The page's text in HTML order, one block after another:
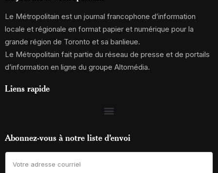
Le Métropolitain est un journal francophone d’information
locale et régionale en format papier et numérique pour la
grande région de Toronto et sa banlieue.
Le Métropolitain fait partie du réseau de presse et de portails
d’information en ligne du groupe Altomédia.
Liens rapide
Abonnez-vous à notre liste d’envoi